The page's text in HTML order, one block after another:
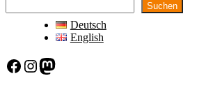
Suchen
Deutsch
English
Facebook Instagram Mastodon